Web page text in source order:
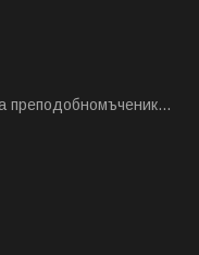
преподобномъченик...